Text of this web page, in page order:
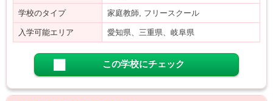
学校のタイプ 家庭教師, フリースクール
入学可能エリア 愛知県、三重県、岐阜県
この学校にチェック